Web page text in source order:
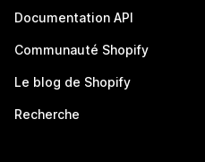
Documentation API
Communauté Shopify
Le blog de Shopify
Recherche